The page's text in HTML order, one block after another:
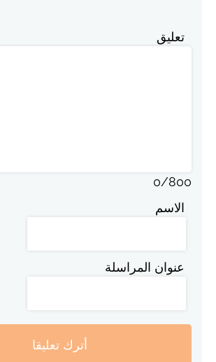
تعليق
0/800
الاسم
عنوان المراسلة
أترك تعليقا